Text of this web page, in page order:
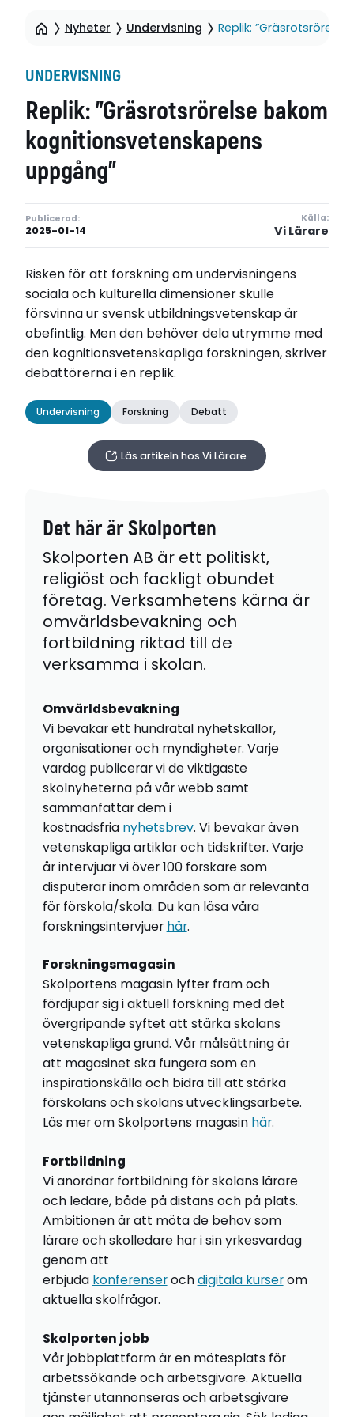
Nyheter Undervisning Replik:
UNDERVISNING
Replik: ”Gräsrotsrörelse bakom
kognitionsvetenskapens
uppgång”
Publicerad:
2025-01-14
Källa:
Vi Lärare
Risken för att forskning om undervisningens
sociala och kulturella dimensioner skulle
försvinna ur svensk utbildningsvetenskap är
obefintlig. Men den behöver dela utrymme med
den kognitionsvetenskapliga forskningen, skriver
debattörerna i en replik.
Undervisning Forskning Debatt
Läs artikeln hos Vi Lärare
Det här är Skolporten
Skolporten AB är ett politiskt,
religiöst och fackligt obundet
företag. Verksamhetens kärna är
omvärldsbevakning och
fortbildning riktad till de
verksamma i skolan.
Omvärldsbevakning
Vi bevakar ett hundratal nyhetskällor,
organisationer och myndigheter. Varje
vardag publicerar vi de viktigaste
skolnyheterna på vår webb samt
sammanfattar dem i
kostnadsfria nyhetsbrev. Vi bevakar även
vetenskapliga artiklar och tidskrifter. Varje
år intervjuar vi över 100 forskare som
disputerar inom områden som är relevanta
för förskola/skola. Du kan läsa våra
forskningsintervjuer här.
Forskningsmagasin
Skolportens magasin lyfter fram och
fördjupar sig i aktuell forskning med det
övergripande syftet att stärka skolans
vetenskapliga grund. Vår målsättning är
att magasinet ska fungera som en
inspirationskälla och bidra till att stärka
förskolans och skolans utvecklingsarbete.
Läs mer om Skolportens magasin här.
Fortbildning
Vi anordnar fortbildning för skolans lärare
och ledare, både på distans och på plats.
Ambitionen är att möta de behov som
lärare och skolledare har i sin yrkesvardag
genom att
erbjuda konferenserochdigitala kurserom
aktuella skolfrågor.
Skolporten jobb
Vår jobbplattform är en mötesplats för
arbetssökande och arbetsgivare. Aktuella
tjänster utannonseras och arbetsgivare